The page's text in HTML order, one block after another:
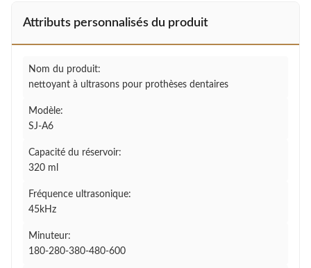
Attributs personnalisés du produit
Nom du produit:
nettoyant à ultrasons pour prothèses dentaires
Modèle:
SJ-A6
Capacité du réservoir:
320 ml
Fréquence ultrasonique:
45kHz
Minuteur:
180-280-380-480-600